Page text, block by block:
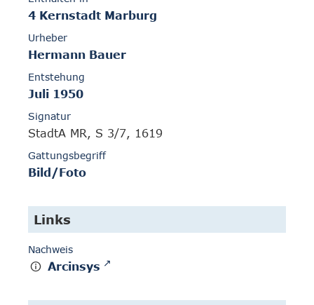
4 Kernstadt Marburg
Urheber
Hermann Bauer
Entstehung
Juli 1950
Signatur
StadtA MR, S 3/7, 1619
Gattungsbegriff
Bild/Foto
Links
Nachweis
Arcinsys